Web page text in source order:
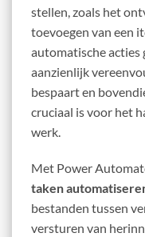
stellen, zoals het
toevoegen van een
automatische acties
aanzienlijk
bespaart en
cruciaal is voor het
werk.
Met Power
taken
bestanden tussen
versturen van